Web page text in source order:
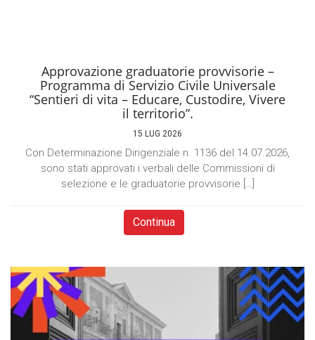
Approvazione graduatorie provvisorie –
Programma di Servizio Civile Universale
“Sentieri di vita – Educare, Custodire, Vivere
il territorio”.
15 LUG 2026
Con Determinazione Dirigenziale n. 1136 del 14.07.2026,
sono stati approvati i verbali delle Commissioni di
selezione e le graduatorie provvisorie […]
Continua